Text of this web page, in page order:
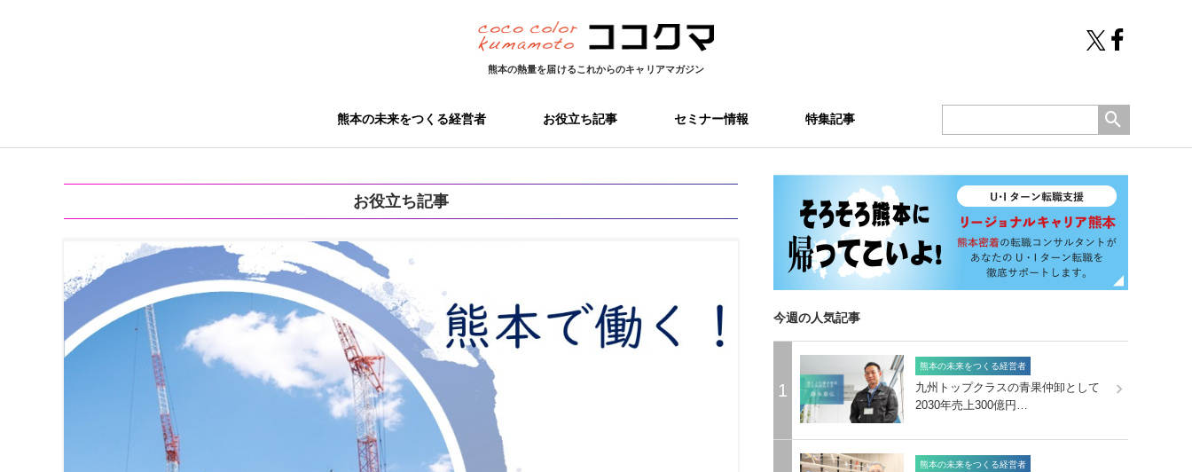
熊本の熱量を届けるこれからのキャリアマガジン
熊本の未来をつくる経営者 お役立ち記事 セミナー情報 特集記事
お役立ち記事
今週の人気記事
1
熊本の未来をつくる経営者
九州トップクラスの青果仲卸として
2030年売上300億円…
熊本の未来をつくる経営者